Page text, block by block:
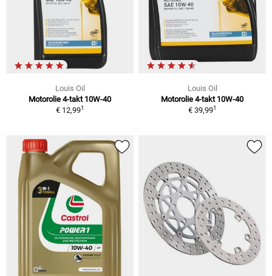
Louis Oil
Motorolie 4-takt 10W-40
€ 12,991
Louis Oil
Motorolie 4-takt 10W-40
€ 39,991